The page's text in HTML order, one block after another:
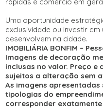
Uma oportunidade
exclusividade ou investir
desenvolvem na cidade.
IMOBILIÁRIA BONFIM –
Imagens de decoração
inclusas no valor. Preço e
sujeitos a alteração sem
As imagens
tipologias do
corresponder